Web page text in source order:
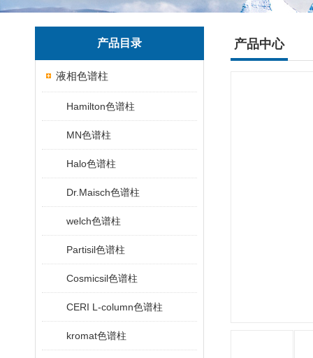
产品目录
液相色谱柱
Hamilton色谱柱
MN色谱柱
Halo色谱柱
Dr.Maisch色谱柱
welch色谱柱
Partisil色谱柱
Cosmicsil色谱柱
CERI L-column色谱柱
kromat色谱柱
产品中心